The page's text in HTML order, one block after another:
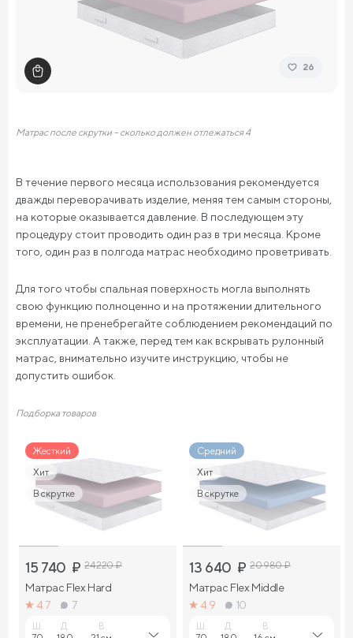
26
Матрас после скрутки – сколько должен отлежаться 4
В течение первого месяца использования рекомендуется
дважды переворачивать изделие, меняя тем самым стороны,
на которые оказывается давление. В последующем эту
процедуру стоит проводить один раз в три месяца. Кроме
того, один раз в полгода матрас необходимо проветривать.
Для того чтобы спальная поверхность могла выполнять
свою функцию полноценно и на протяжении длительного
времени, не пренебрегайте соблюдением рекомендаций по
эксплуатации. А также, перед тем как вскрывать рулонный
матрас, внимательно изучите инструкцию, чтобы не
допустить ошибок.
Подборка товаров
Жесткий
Хит
В скрутке
15 740 ₽ 24 220₽
Матрас Flex Hard
4.7
7
Ш. Д. В.
Средний
Хит
В скрутке
13 640 ₽ 20 980₽
Матрас Flex Middle
4.9
10
Ш. Д. В.